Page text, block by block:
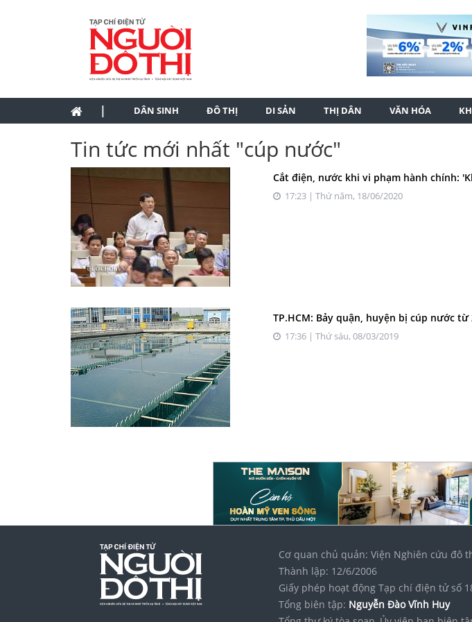
| DÂN SINH ĐÔ THỊ DI SẢN THỊ DÂN VĂN HÓA
Tin tức mới nhất "cúp nước"
Cắt điện, nước khi vi phạm hành chính:
17:23 | Thứ năm, 18/06/2020
TP.HCM: Bảy quận, huyện bị cúp nước từ
17:36 | Thứ sáu, 08/03/2019
Cơ quan chủ quản: Viện Nghiên cứu đô
Thành lập: 12/6/2006
Giấy phép hoạt động Tạp chí điện tử số
Tổng biên tập: Nguyễn Đào Vĩnh Huy